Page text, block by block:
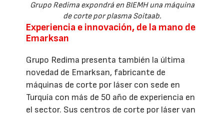
Grupo Redima expondrá en BIEMH una máquina
de corte por plasma Soitaab.
Experiencia e innovación, de la mano de
Emarksan
Grupo Redima presenta también la última
novedad de Emarksan, fabricante de
máquinas de corte por láser con sede en
Turquía con más de 50 año de experiencia en
el sector. Sus centros de corte por láser van